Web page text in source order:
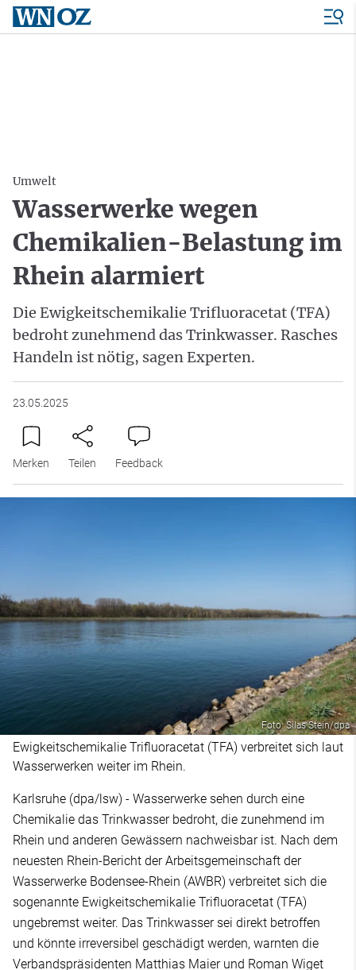
Umwelt
Wasserwerke wegen
Chemikalien-Belastung im
Rhein alarmiert
Die Ewigkeitschemikalie Trifluoracetat (TFA)
bedroht zunehmend das Trinkwasser. Rasches
Handeln ist nötig, sagen Experten.
23.05.2025
Merken Teilen Feedback
Foto: Silas Stein/dpa
Ewigkeitschemikalie Trifluoracetat (TFA) verbreitet sich laut
Wasserwerken weiter im Rhein.
Karlsruhe (dpa/lsw) - Wasserwerke sehen durch eine
Chemikalie das Trinkwasser bedroht, die zunehmend im
Rhein und anderen Gewässern nachweisbar ist. Nach dem
neuesten Rhein-Bericht der Arbeitsgemeinschaft der
Wasserwerke Bodensee-Rhein (AWBR) verbreitet sich die
sogenannte Ewigkeitschemikalie Trifluoracetat (TFA)
ungebremst weiter. Das Trinkwasser sei direkt betroffen
und könnte irreversibel geschädigt werden, warnten die
Verbandspräsidenten Matthias Maier und Roman Wiget